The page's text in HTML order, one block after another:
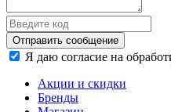
Отправить сообщение
Я даю согласие на
Акции и скидки
Бренды